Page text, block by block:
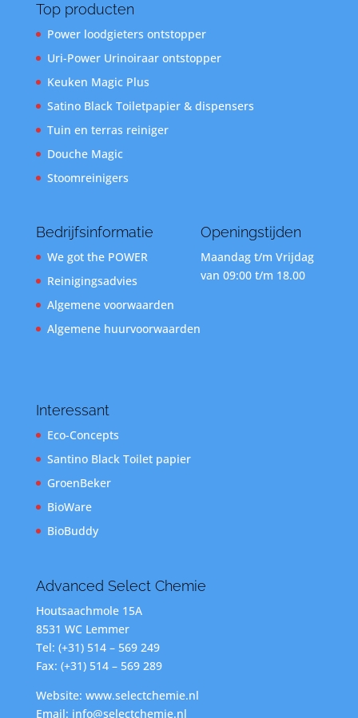
Top producten
Power loodgieters ontstopper
Uri-Power Urinoiraar ontstopper
Keuken Magic Plus
Satino Black Toiletpapier & dispensers
Tuin en terras reiniger
Douche Magic
Stoomreinigers
Bedrijfsinformatie
We got the POWER
Reinigingsadvies
Algemene voorwaarden
Algemene huurvoorwaarden
Openingstijden
Maandag t/m Vrijdag
van 09:00 t/m 18.00
Interessant
Eco-Concepts
Santino Black Toilet papier
GroenBeker
BioWare
BioBuddy
Advanced Select Chemie
Houtsaachmole 15A
8531 WC Lemmer
Tel: (+31) 514 – 569 249
Fax: (+31) 514 – 569 289
Website: www.selectchemie.nl
Email: info@selectchemie.nl